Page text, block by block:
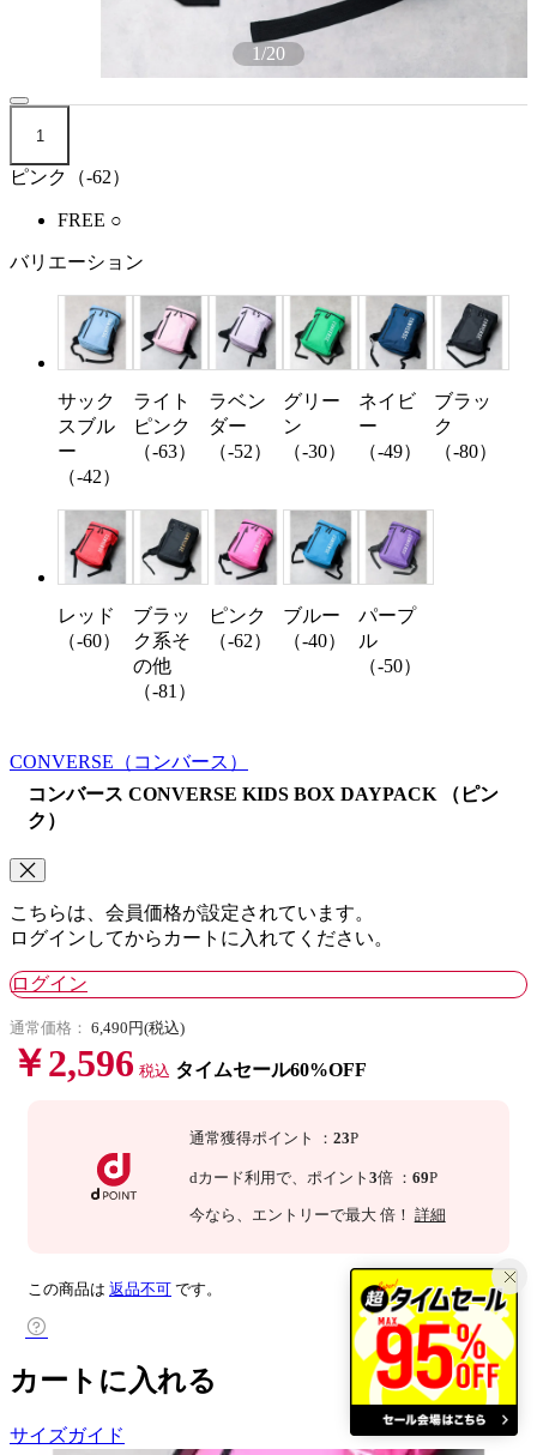
1/20
1
ピンク（-62）
FREE ○
バリエーション
サック
スブル
ー
（-42）
ライト
ピンク
（-63）
ラベン
ダー
（-52）
グリー
ン
（-30）
ネイビ
ー
（-49）
ブラッ
ク
（-80）
レッド
（-60）
ブラッ
ク系そ
の他
（-81）
ピンク
（-62）
ブルー
（-40）
パープ
ル
（-50）
CONVERSE （コンバース）
コンバース CONVERSE KIDS BOX DAYPACK （ピン
ク）
こちらは、会員価格が設定されています。
ログインしてからカートに入れてください。
ログイン
通常価格： 6,490円(税込)
￥2,596 税込 タイムセール60%OFF
通常獲得ポイント ： 23P
dカード利用で、 ポイント 3倍 ： 69P
今なら 、エントリーで最大 倍！ 詳細
この商品は 返品不可 です。
カートに入れる
サイズガイド